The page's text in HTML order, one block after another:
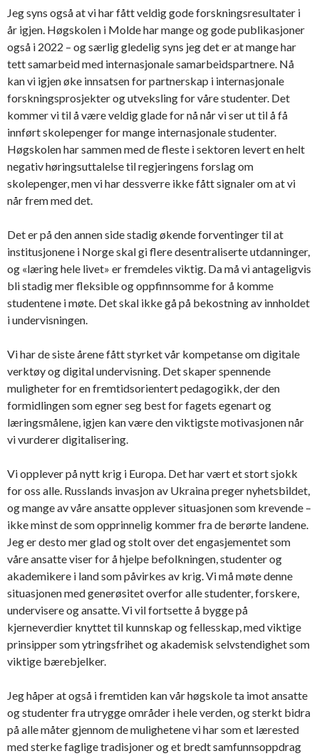
Jeg syns også at vi har fått veldig gode forskningsresultater i
år igjen. Høgskolen i Molde har mange og gode publikasjoner
også i 2022 – og særlig gledelig syns jeg det er at mange har
tett samarbeid med internasjonale samarbeidspartnere. Nå
kan vi igjen øke innsatsen for partnerskap i internasjonale
forskningsprosjekter og utveksling for våre studenter. Det
kommer vi til å være veldig glade for nå når vi ser ut til å få
innført skolepenger for mange internasjonale studenter.
Høgskolen har sammen med de fleste i sektoren levert en helt
negativ høringsuttalelse til regjeringens forslag om
skolepenger, men vi har dessverre ikke fått signaler om at vi
når frem med det.
Det er på den annen side stadig økende forventinger til at
institusjonene i Norge skal gi flere desentraliserte utdanninger,
og «læring hele livet» er fremdeles viktig. Da må vi antageligvis
bli stadig mer fleksible og oppfinnsomme for å komme
studentene i møte. Det skal ikke gå på bekostning av innholdet
i undervisningen.
Vi har de siste årene fått styrket vår kompetanse om digitale
verktøy og digital undervisning. Det skaper spennende
muligheter for en fremtidsorientert pedagogikk, der den
formidlingen som egner seg best for fagets egenart og
læringsmålene, igjen kan være den viktigste motivasjonen når
vi vurderer digitalisering.
Vi opplever på nytt krig i Europa. Det har vært et stort sjokk
for oss alle. Russlands invasjon av Ukraina preger nyhetsbildet,
og mange av våre ansatte opplever situasjonen som krevende –
ikke minst de som opprinnelig kommer fra de berørte landene.
Jeg er desto mer glad og stolt over det engasjementet som
våre ansatte viser for å hjelpe befolkningen, studenter og
akademikere i land som påvirkes av krig. Vi må møte denne
situasjonen med generøsitet overfor alle studenter, forskere,
undervisere og ansatte. Vi vil fortsette å bygge på
kjerneverdier knyttet til kunnskap og fellesskap, med viktige
prinsipper som ytringsfrihet og akademisk selvstendighet som
viktige bærebjelker.
Jeg håper at også i fremtiden kan vår høgskole ta imot ansatte
og studenter fra utrygge områder i hele verden, og sterkt bidra
på alle måter gjennom de mulighetene vi har som et lærested
med sterke faglige tradisjoner og et bredt samfunnsoppdrag